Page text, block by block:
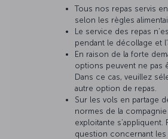
Tous nos repas servis
selon les règles
Le service des repas
pendant le décollage et
En raison de la forte
options peuvent ne pas
Dans ce cas, veuillez
autre option de repas.
Sur les vols en partage
normes de la
exploitante s’appliquent.
question concernant les